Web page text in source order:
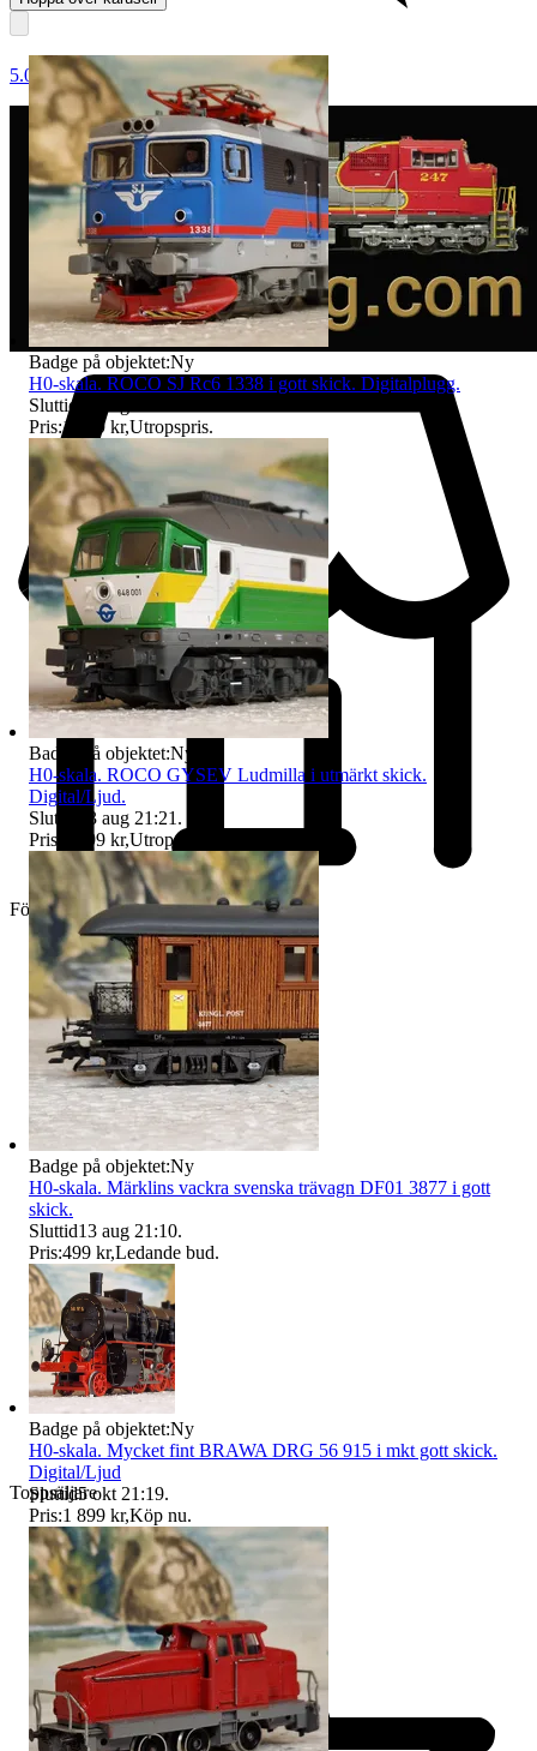
5.0
Företag
Toppsäljare
Badge på objektet:Ny
H0-skala. ROCO SJ Rc6 1338 i gott skick. Digitalplugg.
Sluttid
Pris:1 499 kr,Utropspris.
Badge på objektet:Ny
H0-skala. ROCO GYSEV Ludmilla i utmärkt skick.
Digital/Ljud.
Sluttid
13 aug 21:21 .
Pris:
1 799 kr,Utropspris
Badge på objektet:Ny
H0-skala. Märklins vackra svenska trävagn DF01 3877 i gott
skick.
Sluttid13 aug 21:10.
Pris:499 kr,Ledande bud.
Badge på objektet:Ny
H0-skala. Mycket fint BRAWA DRG 56 915 i mkt gott skick.
Digital/Ljud
Sluttid5 okt 21:19.
Pris:1 899 kr,Köp nu.